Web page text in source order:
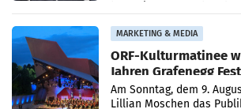
MARKETING & MEDIA
ORF-Kulturmatinee
Jahren Grafenegg
Simonischek
Am Sonntag, dem 9.
Lillian Moschen das